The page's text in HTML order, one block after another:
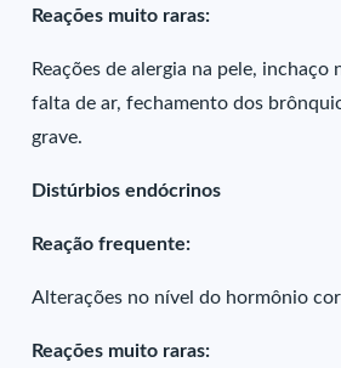
Reações muito raras:
Reações de alergia na pele, inchaço
falta de ar, fechamento dos
grave.
Distúrbios endócrinos
Reação frequente:
Alterações no nível do hormônio
Reações muito raras: